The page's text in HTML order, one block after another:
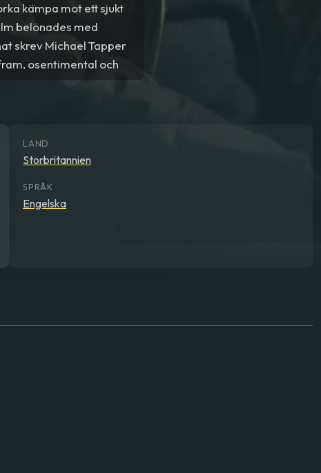
kämpa mot ett sjukt
belönades med
skrev Michael Tapper
osentimental och
LAND
Storbritannien
SPRÅK
Engelska